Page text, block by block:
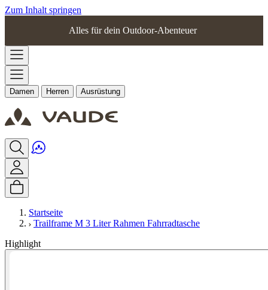
Zum Inhalt springen
Alles für dein Outdoor-Abenteuer
Damen Herren Ausrüstung
Startseite
Trailframe M 3 Liter Rahmen Fahrradtasche
Highlight